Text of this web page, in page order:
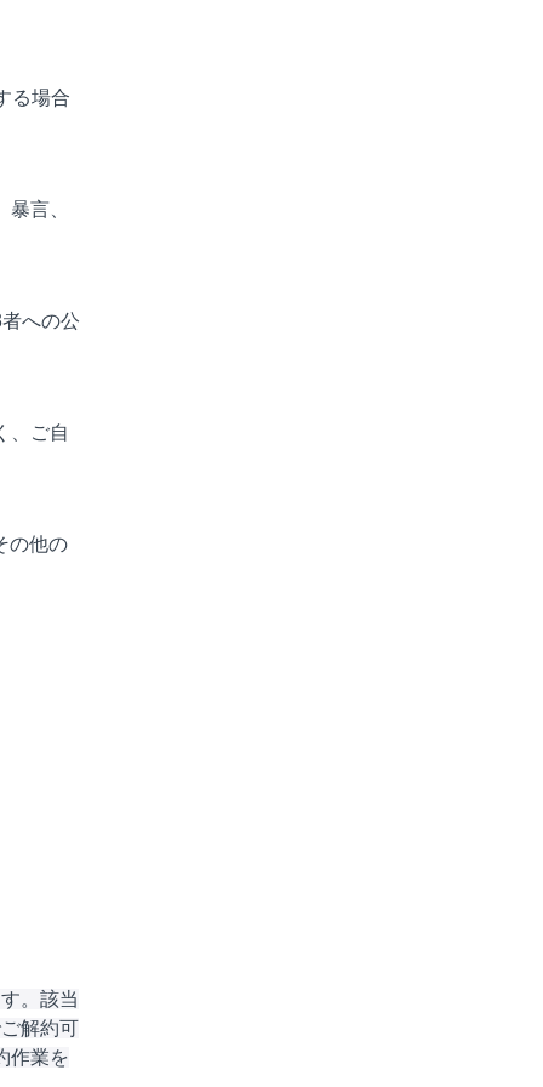
る場合
言、
への公
、ご自
の他の
。該当
解約可
作業を